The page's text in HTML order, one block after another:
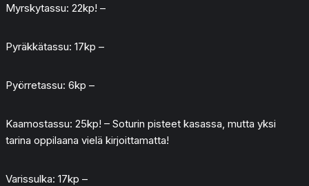
Myrskytassu: 22kp! –
Pyräkkätassu: 17kp –
Pyörretassu: 6kp –
Kaamostassu: 25kp! – Soturin pisteet kasassa, mutta yksi
tarina oppilaana vielä kirjoittamatta!
Varissulka: 17kp –